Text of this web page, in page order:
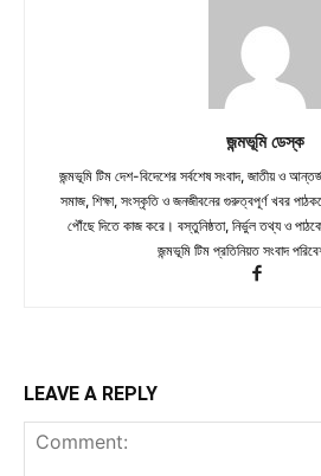
জন্মভূমি ডেস্ক
জন্মভূমি টিম দেশ-বিদেশের সর্বশেষ সংবাদ, জাতীয় ও
সমাজ, শিক্ষা, সংস্কৃতি ও জনজীবনের গুরুত্বপূর্ণ খবর
পৌঁছে দিতে কাজ করে। বস্তুনিষ্ঠতা, নির্ভুল তথ্য ও
জন্মভূমি টিম প্রতিনিয়ত সংবাদ
LEAVE A REPLY